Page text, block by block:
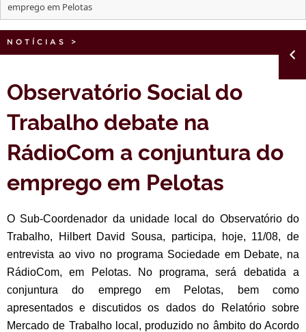
OUVIDORIA
PORTARIAS
emprego em Pelotas
NOTÍCIAS >
Observatório Social do
Trabalho debate na
RádioCom a conjuntura do
emprego em Pelotas
O Sub-Coordenador da unidade local do Observatório do
Trabalho, Hilbert David Sousa, participa, hoje, 11/08, de
entrevista ao vivo no programa Sociedade em Debate, na
RádioCom, em Pelotas. No programa, será debatida a
conjuntura do emprego em Pelotas, bem como
apresentados e discutidos os dados do Relatório sobre
Mercado de Trabalho local, produzido no âmbito do Acordo